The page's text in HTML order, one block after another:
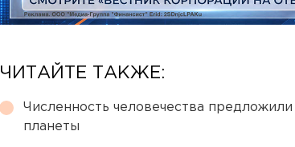
ЧИТАЙТЕ ТАКЖЕ:
Численность человечества
планеты